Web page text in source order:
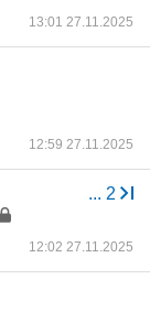
13:01 27.11.2025
12:59 27.11.2025
... 2
12:02 27.11.2025